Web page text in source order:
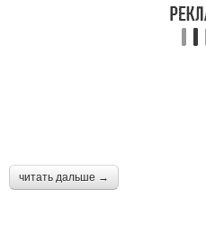
читать дальше →